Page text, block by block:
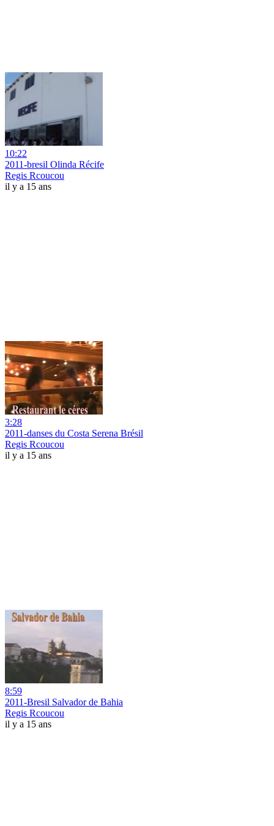
10:22
2011-bresil Olinda Récife
Regis Rcoucou
il y a 15 ans
3:28
2011-danses du Costa Serena Brésil
Regis Rcoucou
il y a 15 ans
8:59
2011-Bresil Salvador de Bahia
Regis Rcoucou
il y a 15 ans